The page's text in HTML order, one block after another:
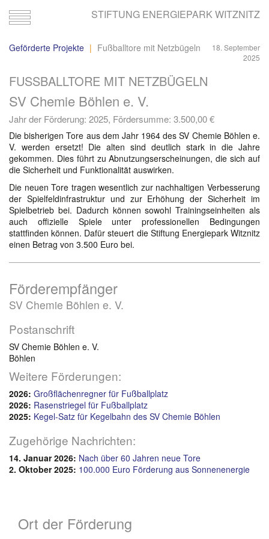
Toggle
navigation
STIFTUNG ENERGIEPARK WITZNITZ
Geförderte Projekte Fußballtore mit Netzbügeln
18. September
2025
FUSSBALLTORE MIT NETZBÜGELN
SV Chemie Böhlen e. V.
Jahr der Förderung: 2025, Fördersumme: 3.500,00 €
Die bisherigen Tore aus dem Jahr 1964 des SV Chemie Böhlen e.
V. werden ersetzt! Die alten sind deutlich stark in die Jahre
gekommen. Dies führt zu Abnutzungserscheinungen, die sich auf
die Sicherheit und Funktionalität auswirken.
Die neuen Tore tragen wesentlich zur nachhaltigen Verbesserung
der Spielfeldinfrastruktur und zur Erhöhung der Sicherheit im
Spielbetrieb bei. Dadurch können sowohl Trainingseinheiten als
auch offizielle Spiele unter professionellen Bedingungen
stattfinden können. Dafür steuert die Stiftung Energiepark Witznitz
einen Betrag von 3.500 Euro bei.
Förderempfänger
SV Chemie Böhlen e. V.
Postanschrift
SV Chemie Böhlen e. V.
Böhlen
Weitere Förderungen:
2026: Großflächenregner für Fußballplatz
2026: Rasenstriegel für Fußballplatz
2025: Kegel-Satz für Kegelbahn des SV Chemie Böhlen
Zugehörige Nachrichten:
14. Januar 2026: Nach über 60 Jahren neue Tore
2. Oktober 2025: 100.000 Euro Förderung aus Sonnenenergie
Ort der Förderung